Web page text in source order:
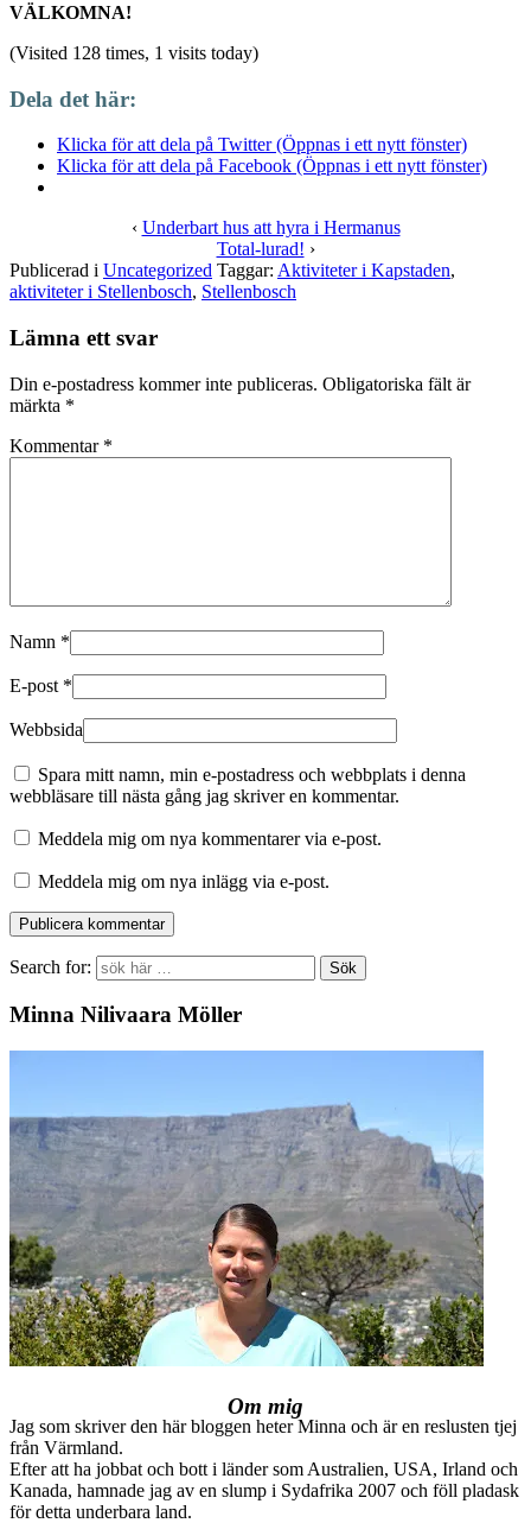
VÄLKOMNA!
(Visited 128 times, 1 visits today)
Dela det här:
Klicka för att dela på Twitter (Öppnas i ett nytt fönster)
Klicka för att dela på Facebook (Öppnas i ett nytt fönster)
‹ Underbart hus att hyra i Hermanus
Total-lurad! ›
Publicerad i Uncategorized Taggar: Aktiviteter i Kapstaden,
aktiviteter i Stellenbosch, Stellenbosch
Lämna ett svar
Din e-postadress kommer inte publiceras. Obligatoriska fält är
märkta *
Kommentar *
Namn *
E-post *
Webbsida
Spara mitt namn, min e-postadress och webbplats i denna
webbläsare till nästa gång jag skriver en kommentar.
Meddela mig om nya kommentarer via e-post.
Meddela mig om nya inlägg via e-post.
Search for:
Minna Nilivaara Möller
Om mig
Jag som skriver den här bloggen heter Minna och är en reslusten tjej
från Värmland.
Efter att ha jobbat och bott i länder som Australien, USA, Irland och
Kanada, hamnade jag av en slump i Sydafrika 2007 och föll pladask
för detta underbara land.